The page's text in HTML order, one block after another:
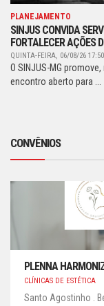
PLANEJAMENTO
SINJUS CONVIDA
FORTALECER AÇÕES
QUINTA-FEIRA, 06/08/26 17:50
O SINJUS-MG
encontro aberto para ...
CONVÊNIOS
PLENNA
CLÍNICAS DE ESTÉTICA
Santo Agostinho .